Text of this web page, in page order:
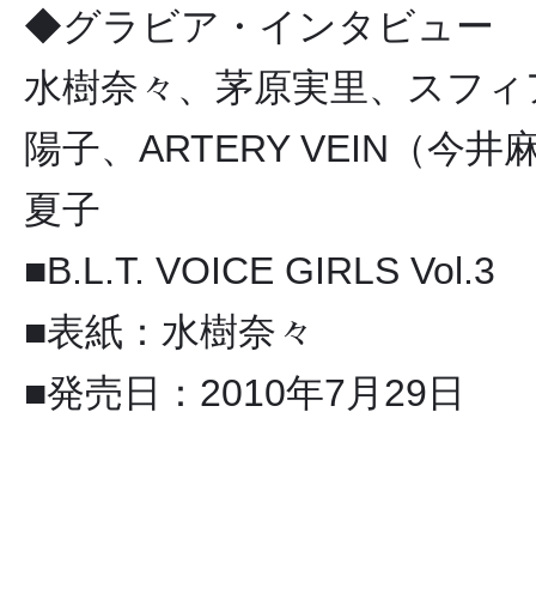
◆グラビア・インタビュー
水樹奈々、茅原実里、スフ
陽子、ARTERY VEIN（今井
夏子
■B.L.T. VOICE GIRLS Vol.3
■表紙：水樹奈々
■発売日：2010年7月29日